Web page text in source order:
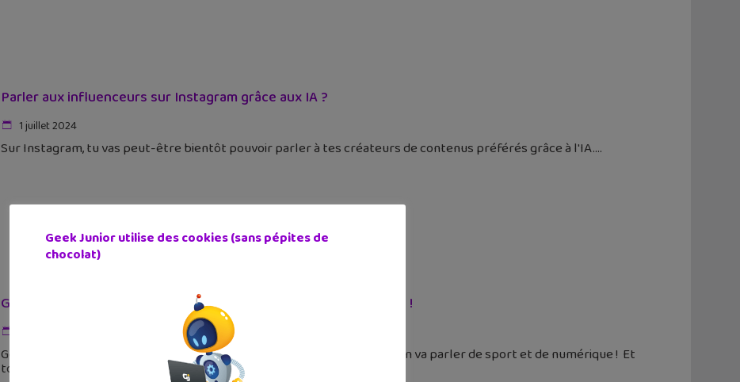
Parler aux influenceurs sur Instagram grâce aux IA ?
1 juillet 2024
Sur Instagram, tu vas peut-être bientôt pouvoir parler à tes créateurs de contenus préférés grâce à l'IA.
Geek Junior sort son magazine d’été (n°47) : la tech dans le sport !
Geek Junior sort son magazine d'été (juillet-août) ! Dans ce numéro 47, on va parler de sport et de numérique ! Et
toujours des tutoriels et les infos geek à ne pas rater !
Geek Junior utilise des cookies (sans pépites de
chocolat)